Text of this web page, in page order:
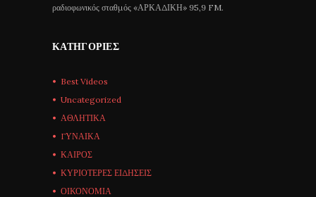
ραδιοφωνικός σταθμός «ΑΡΚΑΔΙΚΗ» 95,9 FM.
ΚΑΤΗΓΟΡΊΕΣ
Best Videos
Uncategorized
ΑΘΛΗΤΙΚΑ
ΓΥΝΑΙΚΑ
ΚΑΙΡΟΣ
ΚΥΡΙΟΤΕΡΕΣ ΕΙΔΗΣΕΙΣ
ΟΙΚΟΝΟΜΙΑ